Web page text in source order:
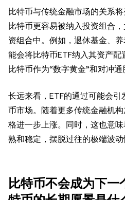
比特币与传统金融市场的关系
比特币更容易被纳入投资组合
资组合中。例如，退休基金、
能会将比特币ETF纳入其资产
比特币作为“数字黄金”和对冲通
长远来看，ETF的通过可能会
币市场。随着更多传统金融机
格进一步上涨。同时，这也意
熟和稳定，摆脱过往的极端波动
比特币不会成为下